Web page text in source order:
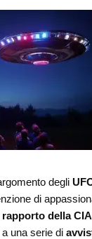
degli
di
rapporto della CIA
a una serie di